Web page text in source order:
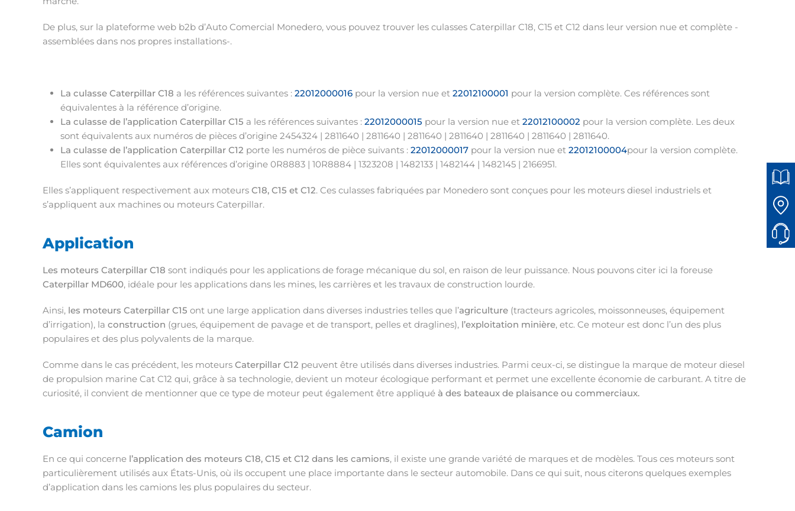
De plus, sur la plateforme web b2b d’Auto Comercial Monedero, vous pouvez trouver les culasses Caterpillar C18, C15 et C12 dans leur version nue et complète -
assemblées dans nos propres installations-.
La culasse Caterpillar C18 a les références suivantes : 22012000016 pour la version nue et 22012100001 pour la version complète. Ces références sont
équivalentes à la référence d’origine.
La culasse de l’application Caterpillar C15 a les références suivantes : 22012000015 pour la version nue et 22012100002 pour la version complète. Les deux
sont équivalents aux numéros de pièces d’origine 2454324 | 2811640 | 2811640 | 2811640 | 2811640 | 2811640 | 2811640 | 2811640.
La culasse de l’application Caterpillar C12 porte les numéros de pièce suivants : 22012000017 pour la version nue et 22012100004pour la version complète.
Elles sont équivalentes aux références d’origine 0R8883 | 10R8884 | 1323208 | 1482133 | 1482144 | 1482145 | 2166951.
Elles s’appliquent respectivement aux moteurs C18, C15 et C12. Ces culasses fabriquées par Monedero sont conçues pour les moteurs diesel industriels et
s’appliquent aux machines ou moteurs Caterpillar.
Application
Les moteurs Caterpillar C18 sont indiqués pour les applications de forage mécanique du sol, en raison de leur puissance. Nous pouvons citer ici la foreuse
Caterpillar MD600, idéale pour les applications dans les mines, les carrières et les travaux de construction lourde.
Ainsi, les moteurs Caterpillar C15 ont une large application dans diverses industries telles que l’agriculture (tracteurs agricoles, moissonneuses, équipement
d’irrigation), la construction (grues, équipement de pavage et de transport, pelles et draglines), l’exploitation minière, etc. Ce moteur est donc l’un des plus
populaires et des plus polyvalents de la marque.
Comme dans le cas précédent, les moteurs Caterpillar C12 peuvent être utilisés dans diverses industries. Parmi ceux-ci, se distingue la marque de moteur diesel
de propulsion marine Cat C12 qui, grâce à sa technologie, devient un moteur écologique performant et permet une excellente économie de carburant. A titre de
curiosité, il convient de mentionner que ce type de moteur peut également être appliqué à des bateaux de plaisance ou commerciaux.
Camion
En ce qui concerne l’application des moteurs C18, C15 et C12 dans les camions, il existe une grande variété de marques et de modèles. Tous ces moteurs sont
particulièrement utilisés aux États-Unis, où ils occupent une place importante dans le secteur automobile. Dans ce qui suit, nous citerons quelques exemples
d’application dans les camions les plus populaires du secteur.